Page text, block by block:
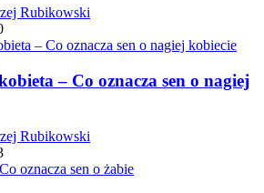
Rubikowski
– Co oznacza sen o nagiej
Rubikowski